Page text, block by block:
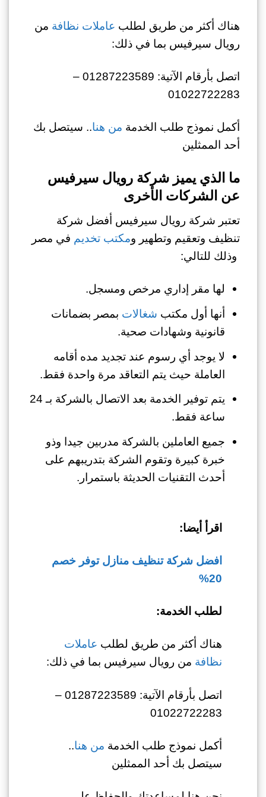
هناك أكثر من طريق لطلب عاملات نظافة من
رويال سيرفيس بما في ذلك:
اتصل بأرقام الآتية: 01287223589 –
01022722283
أكمل نموذج طلب الخدمة من هنا.. سيتصل بك
أحد الممثلين
ما الذي يميز شركة رويال سيرفيس
عن الشركات الأخرى
تعتبر شركة رويال سيرفيس أفضل شركة
تنظيف وتعقيم وتطهير ومكتب تخديم في مصر
وذلك للتالي:
لها مقر إداري مرخص ومسجل.
أنها أول مكتب شغالات بمصر بضمانات
قانونية وشهادات صحية.
لا يوجد أي رسوم عند تجديد مده أقامه
العاملة حيث يتم التعاقد مرة واحدة فقط.
يتم توفير الخدمة بعد الاتصال بالشركة بـ 24
ساعة فقط.
جميع العاملين بالشركة مدربين جيدا وذو
خبرة كبيرة وتقوم الشركة بتدريبهم على
أحدث التقنيات الحديثة باستمرار.
اقرأ أيضا:
افضل شركة تنظيف منازل توفر خصم
20%
لطلب الخدمة:
هناك أكثر من طريق لطلب عاملات
نظافة من رويال سيرفيس بما في ذلك:
اتصل بأرقام الآتية: 01287223589 –
01022722283
أكمل نموذج طلب الخدمة من هنا..
سيتصل بك أحد الممثلين